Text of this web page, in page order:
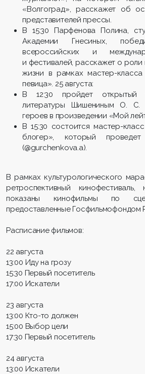
«Волгоград», расскажет об
представителей прессы.
В 15:30 Парфенова Полина,
Академии Гнесиных,
всероссийских и
и фестивалей, расскажет о роли
жизни в рамках мастер-
певица». 25 августа:
В 12:30 пройдет открытый
литературы Шишениным О. С.
героев в произведении «Мой
В 15:30 состоится мастер-
блогер», который
(@gurchenkova.a).
В рамках культурологического
ретроспективный
показаны кинофильмы по
предоставленные Госфильмофондом
Расписание фильмов:
22 августа
13:00 Иду на грозу
15:30 Первый посетитель
17:00 Искатели
23 августа
13:00 Кто-то должен
15:00 Выбор цели
17:30 Первый посетитель
24 августа
13:00 Искатели